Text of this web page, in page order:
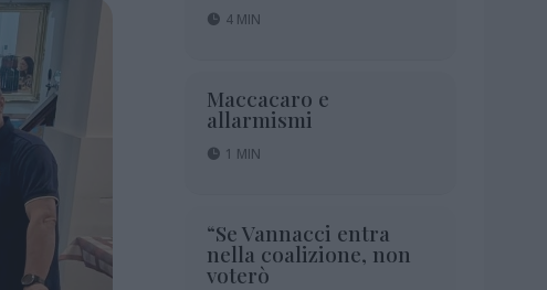
4 MIN
Maccacaro e
allarmismi
1 MIN
“Se Vannacci entra
nella coalizione, non
voterò